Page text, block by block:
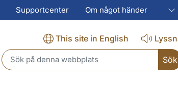
Supportcenter Om något händer
This site in English
Header search